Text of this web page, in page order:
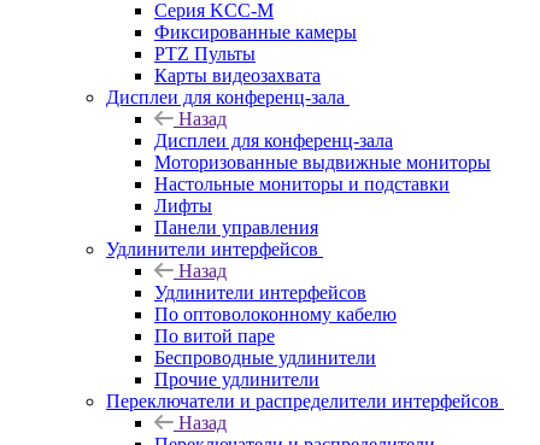
Серия KCC-M
Фиксированные камеры
PTZ Пульты
Карты видеозахвата
Дисплеи для конференц-зала
Назад
Дисплеи для конференц-зала
Моторизованные выдвижные мониторы
Настольные мониторы и подставки
Лифты
Панели управления
Удлинители интерфейсов
Назад
Удлинители интерфейсов
По оптоволоконному кабелю
По витой паре
Беспроводные удлинители
Прочие удлинители
Переключатели и распределители интерфейсов
Назад